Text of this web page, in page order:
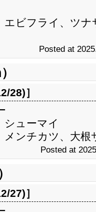
エビフライ、ツナ
Posted at
28)］
シューマイ
メンチカツ、大根
Posted at
27)］